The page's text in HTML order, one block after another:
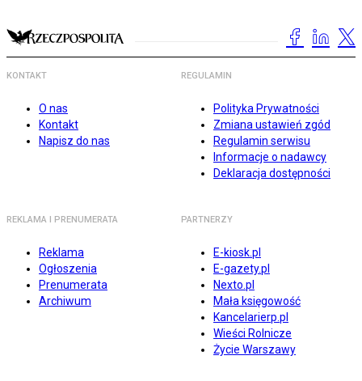
KONTAKT
O nas
Kontakt
Napisz do nas
REGULAMIN
Polityka Prywatności
Zmiana ustawień zgód
Regulamin serwisu
Informacje o nadawcy
Deklaracja dostępności
REKLAMA I PRENUMERATA
Reklama
Ogłoszenia
Prenumerata
Archiwum
PARTNERZY
E-kiosk.pl
E-gazety.pl
Nexto.pl
Mała księgowość
Kancelarierp.pl
Wieści Rolnicze
Życie Warszawy